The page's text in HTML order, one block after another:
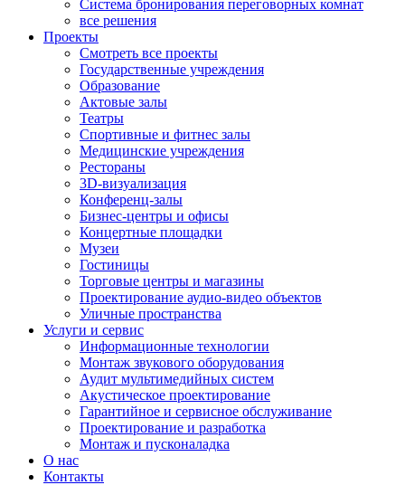
Система бронирования переговорных комнат
все решения
Проекты
Смотреть все проекты
Государственные учреждения
Образование
Актовые залы
Театры
Спортивные и фитнес залы
Медицинские учреждения
Рестораны
3D-визуализация
Конференц-залы
Бизнес-центры и офисы
Концертные площадки
Музеи
Гостиницы
Торговые центры и магазины
Проектирование аудио-видео объектов
Уличные пространства
Услуги и сервис
Информационные технологии
Монтаж звукового оборудования
Аудит мультимедийных систем
Акустическое проектирование
Гарантийное и сервисное обслуживание
Проектирование и разработка
Монтаж и пусконаладка
О нас
Контакты